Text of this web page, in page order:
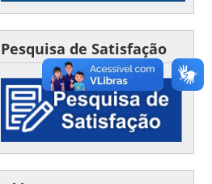
Pesquisa de Satisfação